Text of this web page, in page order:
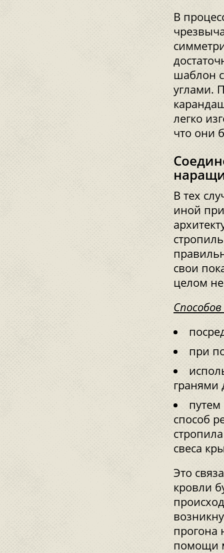
В
шаблон
углами.
легко
что они
В тех
иной
свои
целом
при
гранями
способ
свеса
Это
кровли
прогона
помощи